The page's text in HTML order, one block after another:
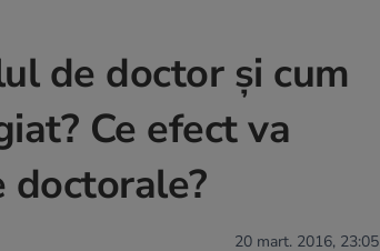
de doctor şi cum
Ce efect va
doctorale?
20 mart. 2016, 23:05